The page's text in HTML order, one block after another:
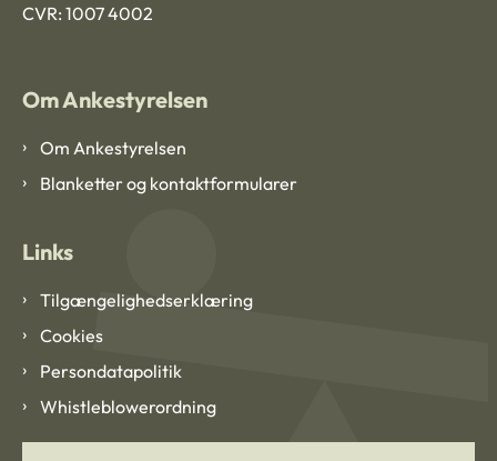
CVR: 1007 4002
Om Ankestyrelsen
Om Ankestyrelsen
Blanketter og kontaktformularer
Links
Tilgængelighedserklæring
Cookies
Persondatapolitik
Whistleblowerordning